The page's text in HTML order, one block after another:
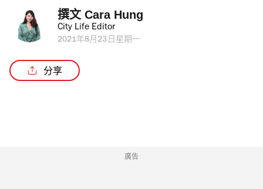
撰文 Cara Hung
City Life Editor
2021年8月23日星期一
分享
廣告